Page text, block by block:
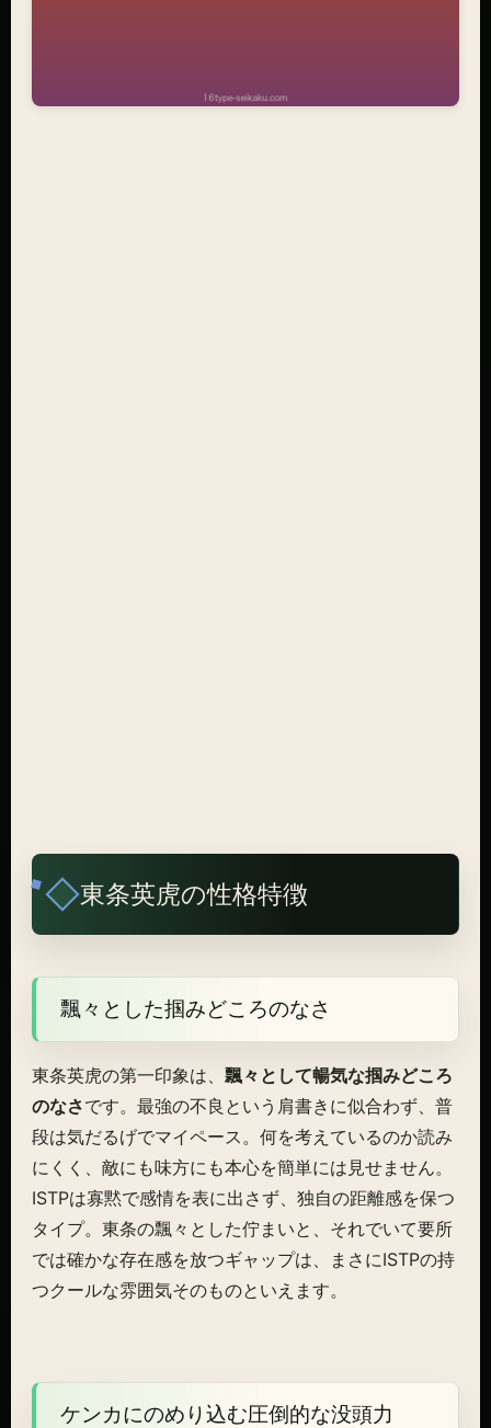
東条英虎の性格特徴
飄々とした掴みどころのなさ
東条英虎の第一印象は、 飄々として暢気な掴みどころ
のなさです。最強の不良という肩書きに似合わず、普
段は気だるげでマイペース。何を考えているのか読み
にくく、敵にも味方にも本心を簡単には見せません。
ISTPは寡黙で感情を表に出さず、独自の距離感を保つ
タイプ。東条の飄々とした佇まいと、それでいて要所
では確かな存在感を放つギャップは、まさにISTPの持
つクールな雰囲気そのものといえます。
ケンカにのめり込む圧倒的な没頭力